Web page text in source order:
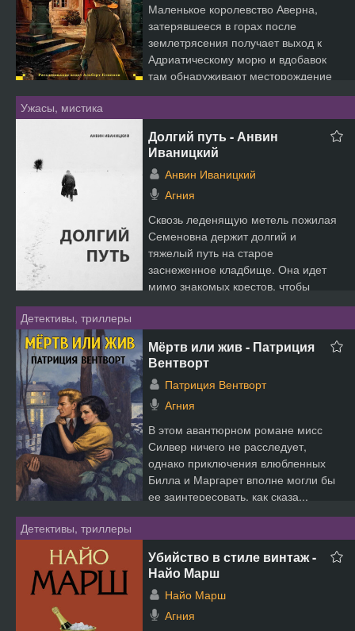
Маленькое королевство Аверна,
затерявшееся в горах после
землетрясения получает выход к
Адриатическому морю и вдобавок
там обнаруживают месторождение
...
Ужасы, мистика
Долгий путь - Анвин
Иваницкий
Анвин Иваницкий
Агния
Сквозь леденящую метель пожилая
Семеновна держит долгий и
тяжелый путь на старое
заснеженное кладбище. Она идет
мимо знакомых крестов, чтобы
наконец о...
Детективы, триллеры
Мёртв или жив - Патриция
Вентворт
Патриция Вентворт
Агния
В этом авантюрном романе мисс
Силвер ничего не расследует,
однако приключения влюбленных
Билла и Маргарет вполне могли бы
ее заинтересовать, как сказа...
Детективы, триллеры
Убийство в стиле винтаж -
Найо Марш
Найо Марш
Агния